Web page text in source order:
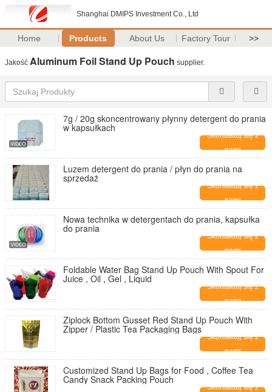
Shanghai DMIPS Investment Co., Ltd
Home Products About Us Factory Tour >>
Jakość Aluminum Foil Stand Up Pouch supplier.
7g / 20g skoncentrowany płynny detergent do prania
w kapsułkach
Skontaktuj się z
nami
Luzem detergent do prania / płyn do prania na
sprzedaż
Skontaktuj się z
nami
Nowa technika w detergentach do prania, kapsułka
do prania
Skontaktuj się z
nami
Foldable Water Bag Stand Up Pouch With Spout For
Juice , Oil , Gel , Liquid
Skontaktuj się z
nami
Ziplock Bottom Gusset Red Stand Up Pouch With
Zipper / Plastic Tea Packaging Bags
Skontaktuj się z
nami
Customized Stand Up Bags for Food , Coffee Tea
Candy Snack Packing Pouch
Skontaktuj się z